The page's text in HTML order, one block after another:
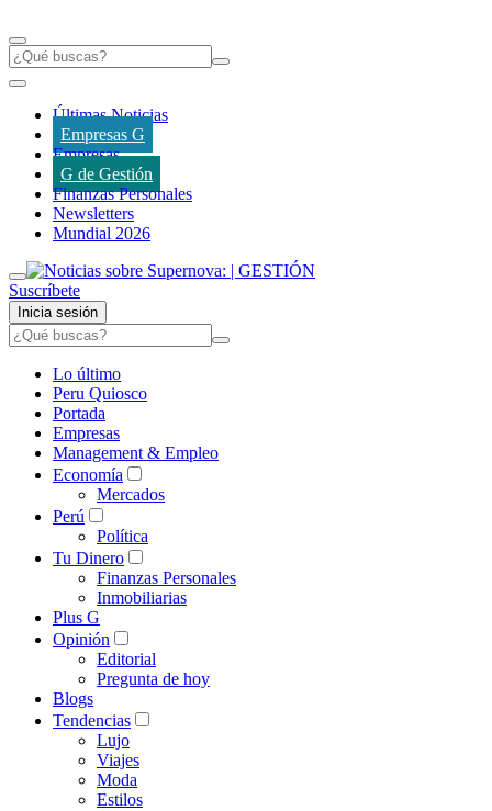
Últimas Noticias
Empresas G
Empresas
G de Gestión
Finanzas Personales
Newsletters
Mundial 2026
Suscríbete
Inicia sesión
Lo último
Peru Quiosco
Portada
Empresas
Management & Empleo
Economía
Mercados
Perú
Política
Tu Dinero
Finanzas Personales
Inmobiliarias
Plus G
Opinión
Editorial
Pregunta de hoy
Blogs
Tendencias
Lujo
Viajes
Moda
Estilos